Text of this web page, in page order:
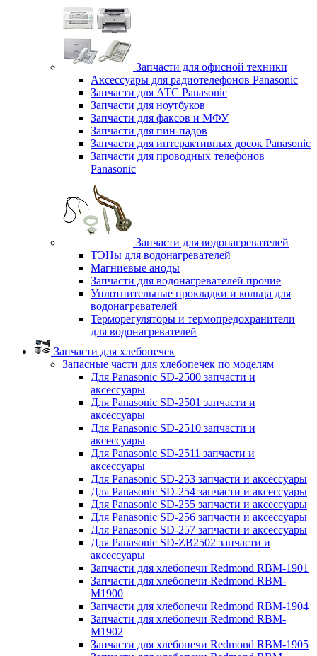
Запчасти для офисной техники
Аксессуары для радиотелефонов Panasonic
Запчасти для АТС Panasonic
Запчасти для ноутбуков
Запчасти для факсов и МФУ
Запчасти для пин-падов
Запчасти для интерактивных досок Panasonic
Запчасти для проводных телефонов
Panasonic
Запчасти для водонагревателей
ТЭНы для водонагревателей
Магниевые аноды
Запчасти для водонагревателей прочие
Уплотнительные прокладки и кольца для
водонагревателей
Терморегуляторы и термопредохранители
для водонагревателей
Запчасти для хлебопечек
Запасные части для хлебопечек по моделям
Для Panasonic SD-2500 запчасти и
аксессуары
Для Panasonic SD-2501 запчасти и
аксессуары
Для Panasonic SD-2510 запчасти и
аксессуары
Для Panasonic SD-2511 запчасти и
аксессуары
Для Panasonic SD-253 запчасти и аксессуары
Для Panasonic SD-254 запчасти и аксессуары
Для Panasonic SD-255 запчасти и аксессуары
Для Panasonic SD-256 запчасти и аксессуары
Для Panasonic SD-257 запчасти и аксессуары
Для Panasonic SD-ZB2502 запчасти и
аксессуары
Запчасти для хлебопечи Redmond RBM-1901
Запчасти для хлебопечи Redmond RBM-
M1900
Запчасти для хлебопечи Redmond RBM-1904
Запчасти для хлебопечи Redmond RBM-
M1902
Запчасти для хлебопечи Redmond RBM-1905